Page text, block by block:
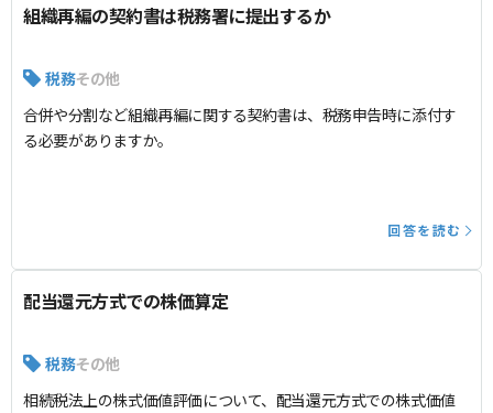
組織再編の契約書は税務署に提出するか
税務その他
合併や分割など組織再編に関する契約書は、税務申告時に添付す
る必要がありますか。
回答を読む
配当還元方式での株価算定
税務その他
相続税法上の株式価値評価について、配当還元方式での株式価値